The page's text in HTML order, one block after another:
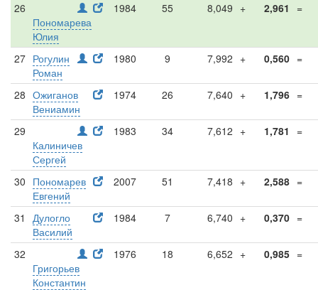
26
Пономарева
Юлия
1984 55 8,049 + 2,961 =
27 Рогулин
Роман
1980 9 7,992 + 0,560 =
28 Ожиганов
Вениамин
1974 26 7,640 + 1,796 =
29
Калиничев
Сергей
1983 34 7,612 + 1,781 =
30 Пономарев
Евгений
2007 51 7,418 + 2,588 =
31
Дулогло
Василий
1984 7 6,740 + 0,370 =
32
Григорьев
Константин
1976 18 6,652 + 0,985 =